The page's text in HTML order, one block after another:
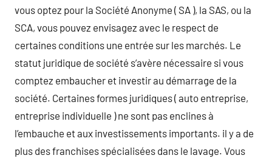
vous optez pour la Société Anonyme ( SA ), la SAS, ou la
SCA, vous pouvez envisagez avec le respect de
certaines conditions une entrée sur les marchés. Le
statut juridique de société s’avère nécessaire si vous
comptez embaucher et investir au démarrage de la
société. Certaines formes juridiques ( auto entreprise,
entreprise individuelle ) ne sont pas enclines à
l’embauche et aux investissements importants. il y a de
plus des franchises spécialisées dans le lavage. Vous